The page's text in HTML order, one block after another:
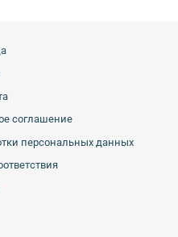
соглашение
персональных данных